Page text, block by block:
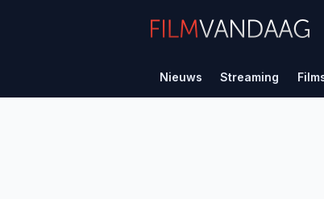
Nieuws Streaming